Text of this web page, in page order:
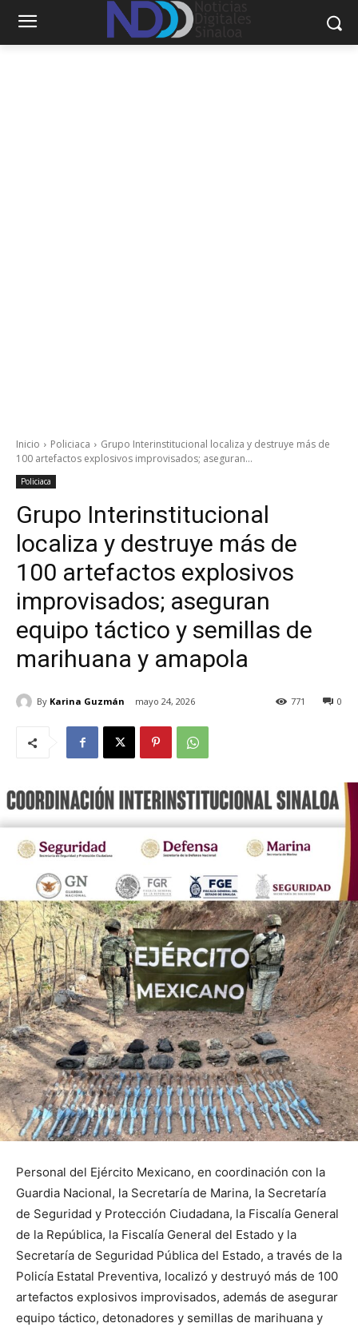
Inicio Policiaca
Grupo Interinstitucional localiza y destruye más de
100 artefactos explosivos improvisados; aseguran...
Policiaca
Grupo Interinstitucional
localiza y destruye más de
100 artefactos explosivos
improvisados; aseguran
equipo táctico y semillas de
marihuana y amapola
By Karina Guzmán mayo 24, 2026 0
771
Personal del Ejército Mexicano, en coordinación con la
Guardia Nacional, la Secretaría de Marina, la Secretaría
de Seguridad y Protección Ciudadana, la Fiscalía General
de la República, la Fiscalía General del Estado y la
Secretaría de Seguridad Pública del Estado, a través de la
Policía Estatal Preventiva, localizó y destruyó más de 100
artefactos explosivos improvisados, además de asegurar
equipo táctico, detonadores y semillas de marihuana y